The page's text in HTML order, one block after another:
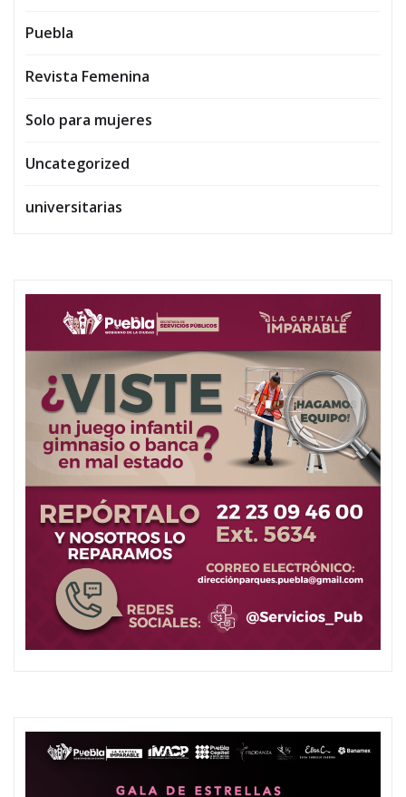
Puebla
Revista Femenina
Solo para mujeres
Uncategorized
universitarias